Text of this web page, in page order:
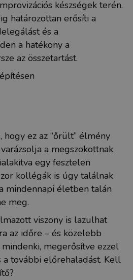
készségek terén.
határozottan erősíti a
és a
a hatékony a
az összetartást.
ez az “őrült” élmény
a megszokottnak
egy fesztelen
kollégák is úgy találnak
mindennapi életben talán
meg.
viszony is lazulhat
az időre – és közelebb
megerősítve ezzel
a további előrehaladást. Kell